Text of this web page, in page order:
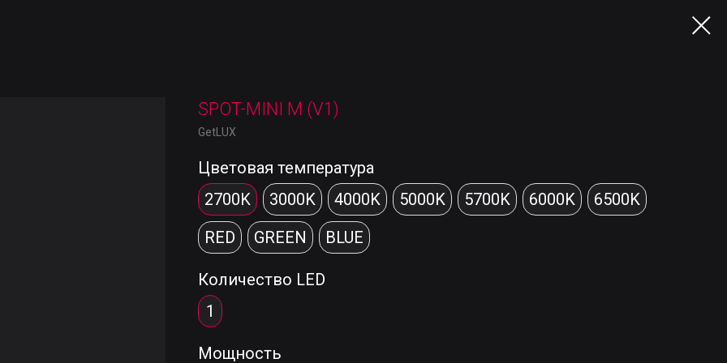
SPOT-MINI M (V1)
GetLUX
Цветовая температура
2700K
3000K 4000K 5000K 5700K 6000K
6500K
RED
GREEN BLUE
Количество LED
1
Мощность